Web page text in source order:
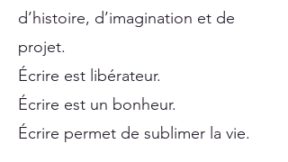
d’histoire, d’imagination et de
projet.
Écrire est libérateur.
Écrire est un bonheur.
Écrire permet de sublimer la vie.